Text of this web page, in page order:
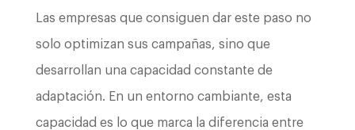
Las empresas que consiguen dar este paso no
solo optimizan sus campañas, sino que
desarrollan una capacidad constante de
adaptación. En un entorno cambiante, esta
capacidad es lo que marca la diferencia entre